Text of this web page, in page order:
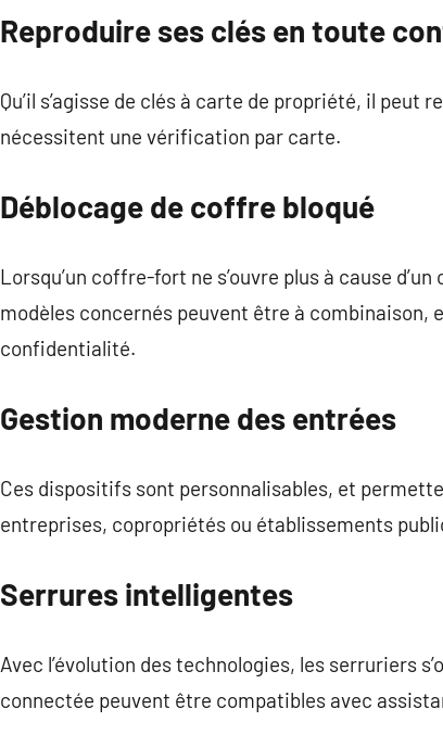
Reproduire ses clés en toute
Qu’il s’agisse de clés à carte de propriété, il
nécessitent une vérification par carte.
Déblocage de coffre bloqué
Lorsqu’un coffre-fort ne s’ouvre plus à cause
modèles concernés peuvent être à
confidentialité.
Gestion moderne des entrées
Ces dispositifs sont personnalisables, et
entreprises, copropriétés ou établissements
Serrures intelligentes
Avec l’évolution des technologies, les serruriers
connectée peuvent être compatibles avec